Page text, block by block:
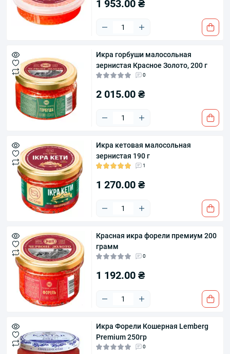
1 953.00 ₴
Икра горбуши малосольная
зернистая Красное Золото, 200 г
0
2 015.00 ₴
Икра кетовая малосольная
зернистая 190 г
1
1 270.00 ₴
Красная икра форели премиум 200
грамм
0
1 192.00 ₴
Икра Форели Кошерная Lemberg
Premium 250гр
0